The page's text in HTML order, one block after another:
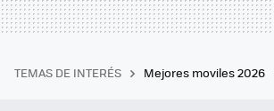
TEMAS DE INTERÉS Mejores moviles 2026